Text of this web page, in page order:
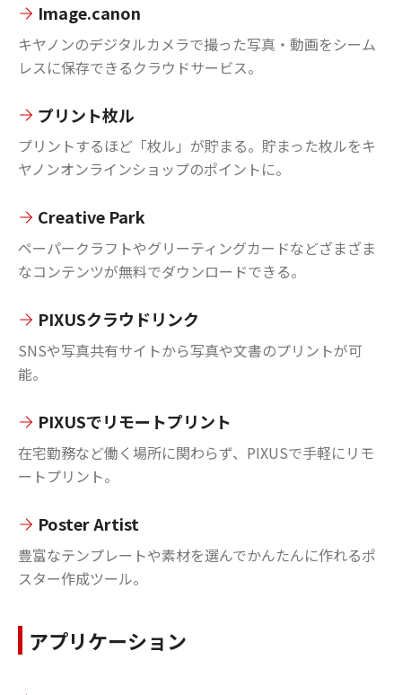
Image.canon
キヤノンのデジタルカメラで撮った写真・動画をシーム
レスに保存できるクラウドサービス。
プリント枚ル
プリントするほど「枚ル」が貯まる。貯まった枚ルをキ
ヤノンオンラインショップのポイントに。
Creative Park
ペーパークラフトやグリーティングカードなどざまざま
なコンテンツが無料でダウンロードできる。
PIXUSクラウドリンク
SNSや写真共有サイトから写真や文書のプリントが可
能。
PIXUSでリモートプリント
在宅勤務など働く場所に関わらず、PIXUSで手軽にリモ
ートプリント。
Poster Artist
豊富なテンプレートや素材を選んでかんたんに作れるポ
スター作成ツール。
アプリケーション